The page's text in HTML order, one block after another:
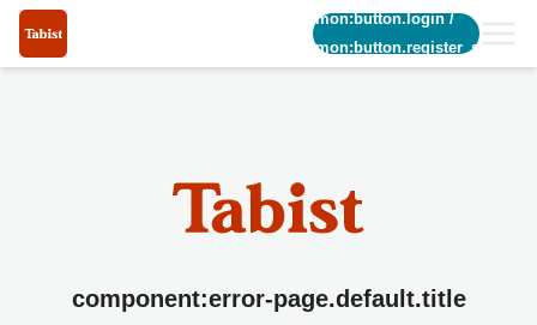
common:button.login/
common:button.register_short
component:error-page.default.title